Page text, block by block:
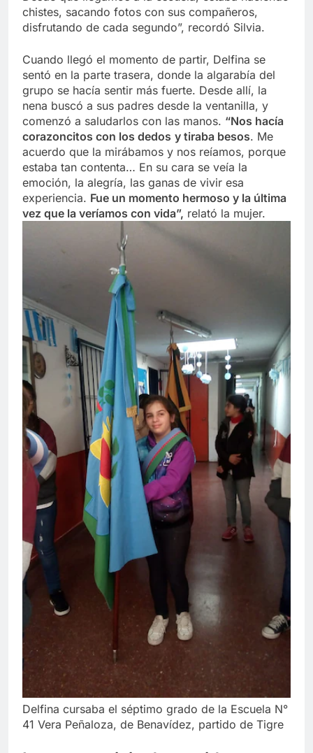
chistes, sacando fotos con sus compañeros,
disfrutando de cada segundo”, recordó Silvia.
Cuando llegó el momento de partir, Delfina se
sentó en la parte trasera, donde la algarabía del
grupo se hacía sentir más fuerte. Desde allí, la
nena buscó a sus padres desde la ventanilla, y
comenzó a saludarlos con las manos. “Nos hacía
corazoncitos con los dedos y tiraba besos. Me
acuerdo que la mirábamos y nos reíamos, porque
estaba tan contenta… En su cara se veía la
emoción, la alegría, las ganas de vivir esa
experiencia. Fue un momento hermoso y la última
vez que la veríamos con vida”, relató la mujer.
Delfina cursaba el séptimo grado de la Escuela N°
41 Vera Peñaloza, de Benavídez, partido de Tigre